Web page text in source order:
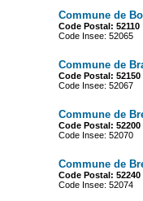
Commune de
Code Postal: 52110
Code Insee: 52065
Commune de
Code Postal: 52150
Code Insee: 52067
Commune de
Code Postal: 52200
Code Insee: 52070
Commune de
Code Postal: 52240
Code Insee: 52074